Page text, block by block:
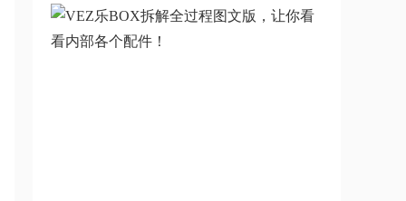
VEZ微型投影仪可以直接用U盘播
放